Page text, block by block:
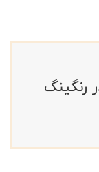
رنگینگ